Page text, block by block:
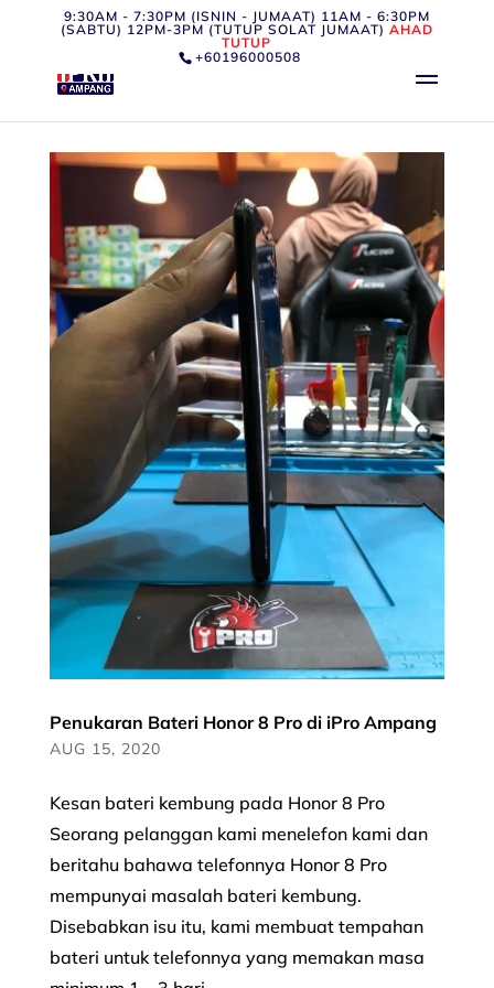
9:30AM - 7:30PM (ISNIN - JUMAAT) 11AM - 6:30PM
(SABTU) 12PM-3PM (TUTUP SOLAT JUMAAT) AHAD
TUTUP
+60196000508
Penukaran Bateri Honor 8 Pro di iPro Ampang
AUG 15, 2020
Kesan bateri kembung pada Honor 8 Pro
Seorang pelanggan kami menelefon kami dan
beritahu bahawa telefonnya Honor 8 Pro
mempunyai masalah bateri kembung.
Disebabkan isu itu, kami membuat tempahan
bateri untuk telefonnya yang memakan masa